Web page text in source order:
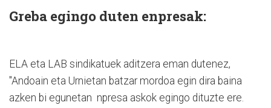
Greba egingo duten enpresak:
ELA eta LAB sindikatuek aditzera eman dutenez,
"Andoain eta Urnietan batzar mordoa egin dira baina
azken bi egunetan npresa askok egingo dituzte ere.